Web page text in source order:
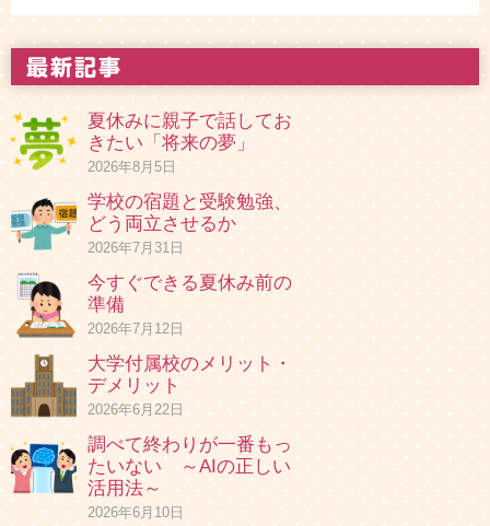
夏休みに親子で話してお
きたい「将来の夢」
2026年8月5日
学校の宿題と受験勉強、
どう両立させるか
2026年7月31日
今すぐできる夏休み前の
準備
2026年7月12日
大学付属校のメリット・
デメリット
2026年6月22日
調べて終わりが一番もっ
たいない ～AIの正しい
活用法～
2026年6月10日